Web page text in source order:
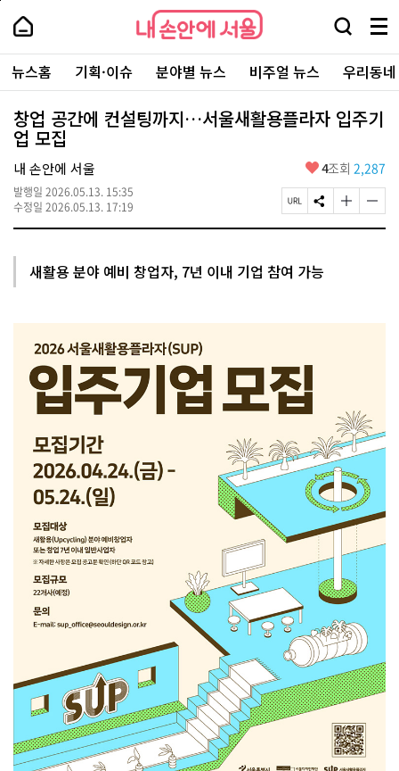
본
로
가
내
손
안
에
서
울
-
서
울
시
대
표
소
통
포
내
손
에
울
검
창
열
기
메
뉴
전
체
보
기
주
요
서
뉴스홈 기획·이슈 분야별 뉴스 비주얼 뉴스 우리동
창업 공간에 컨설팅까지…서울새활용플라자 입주기
업 모집
내 손안에 서울
발행일 2026.05.13. 15:35
수정일 2026.05.13. 17:19
좋
요
4조회 2,287
페
이
R
L
S
N
유
하
글
자
하
글
자
하
새활용 분야 예비 창업자, 7년 이내 기업 참여 가능
페
상
단
로